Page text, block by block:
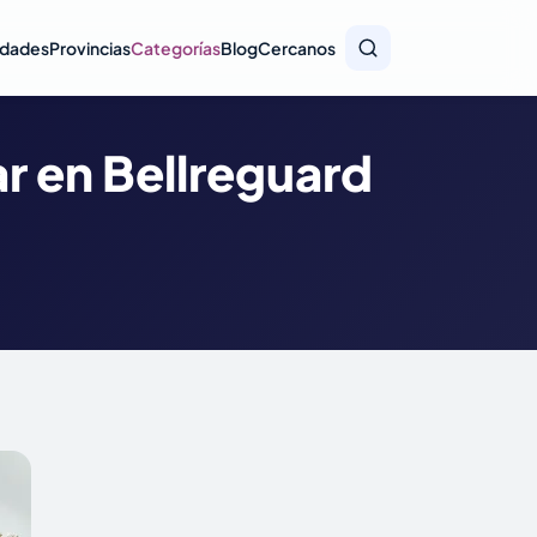
ProvinciasCategoríasBlogCercanos
en Bellreguard